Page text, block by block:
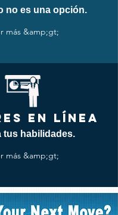
no es una opción.
más &amp;gt;
en línea
tus habilidades.
más &amp;gt;